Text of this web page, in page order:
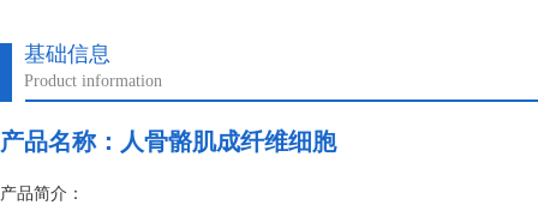
基础信息
Product information
产品名称： 人骨骼肌成纤维细胞
产品简介：